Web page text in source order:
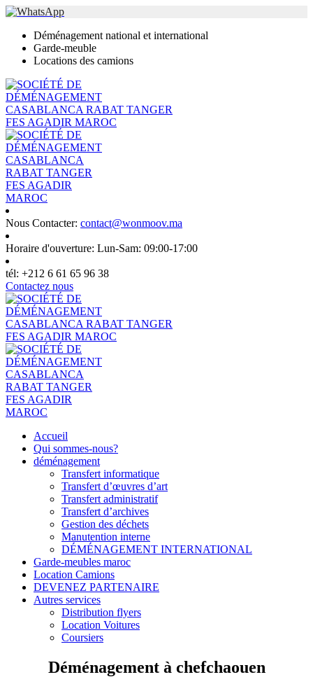
Déménagement national et international
Garde-meuble
Locations des camions
Nous Contacter: contact@wonmoov.ma
Horaire d'ouverture: Lun-Sam: 09:00-17:00
tél: +212 6 61 65 96 38
Contactez nous
Accueil
Qui sommes-nous?
déménagement
Transfert informatique
Transfert d’œuvres d’art
Transfert administratif
Transfert d’archives
Gestion des déchets
Manutention interne
DÉMÉNAGEMENT INTERNATIONAL
Garde-meubles maroc
Location Camions
DEVENEZ PARTENAIRE
Autres services
Distribution flyers
Location Voitures
Coursiers
Déménagement à chefchaouen